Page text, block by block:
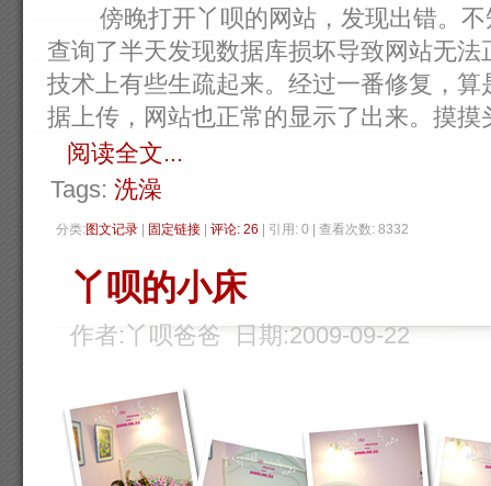
傍晚打开丫呗的网站，发现出错。不
查询了半天发现数据库损坏导致网站无
技术上有些生疏起来。经过一番修复，
据上传，网站也正常的显示了出来。摸摸
阅读全文...
Tags: 洗澡
分类:图文记录 固定链接 评论: 26 | 引用: 0 | 查看次数: 8332
丫呗的小床
作者:丫呗爸爸 日期:2009-09-22